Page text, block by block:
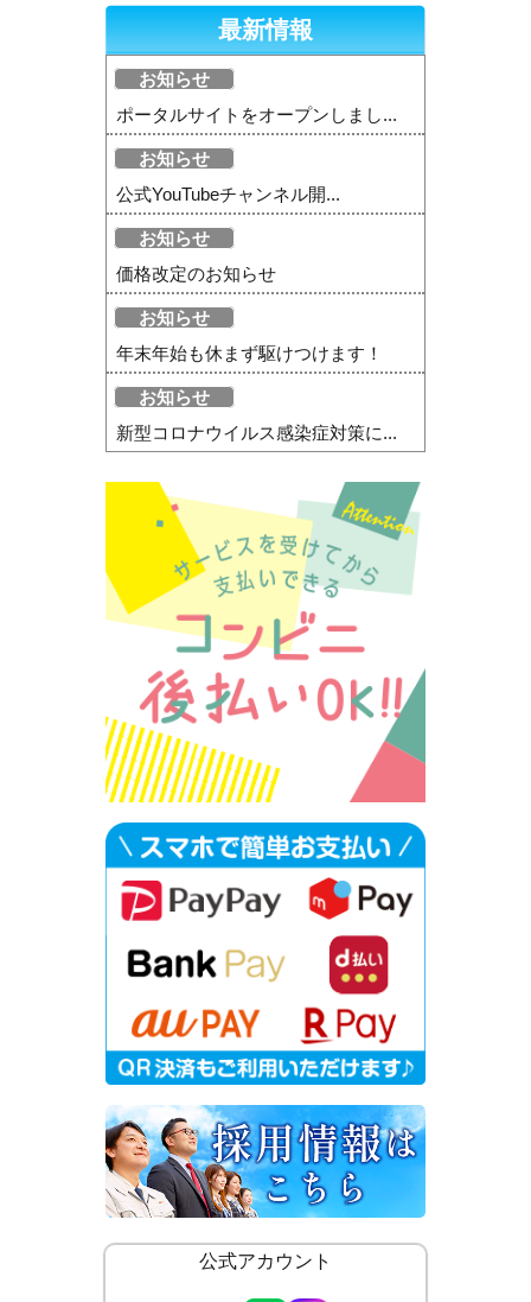
最新情報
お知らせ
ポータルサイトをオープンしまし...
お知らせ
公式YouTubeチャンネル開...
お知らせ
価格改定のお知らせ
お知らせ
年末年始も休まず駆けつけます！
お知らせ
新型コロナウイルス感染症対策に...
公式アカウント